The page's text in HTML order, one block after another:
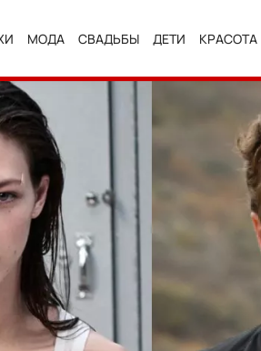
МОДА СВАДЬБЫ ДЕТИ КРАСОТА